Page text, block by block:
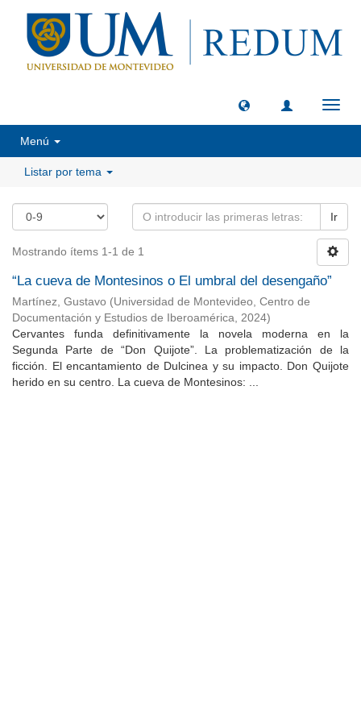
Menú
Listar por tema
Ir
Mostrando ítems 1-1 de 1
“La cueva de Montesinos o El umbral del desengaño”
Martínez, Gustavo (Universidad de Montevideo, Centro de
Documentación y Estudios de Iberoamérica, 2024)
Cervantes funda definitivamente la novela moderna en la
Segunda Parte de “Don Quijote”. La problematización de la
ficción. El encantamiento de Dulcinea y su impacto. Don Quijote
herido en su centro. La cueva de Montesinos: ...